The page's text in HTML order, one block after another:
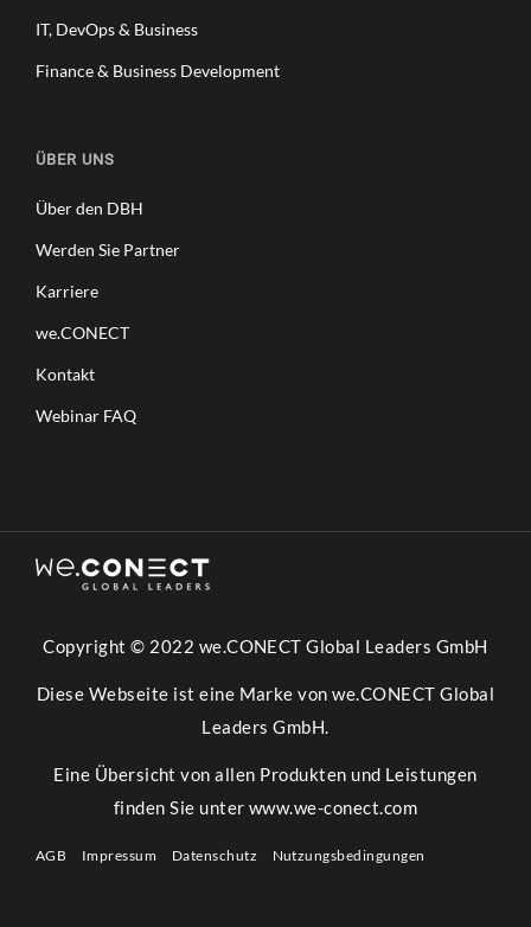
IT, DevOps & Business
Finance & Business Development
ÜBER UNS
Über den DBH
Werden Sie Partner
Karriere
we.CONECT
Kontakt
Webinar FAQ
Copyright © 2022 we.CONECT Global Leaders GmbH
Diese Webseite ist eine Marke von we.CONECT Global
Leaders GmbH.
Eine Übersicht von allen Produkten und Leistungen
finden Sie unter www.we-conect.com
AGB Impressum Datenschutz Nutzungsbedingungen